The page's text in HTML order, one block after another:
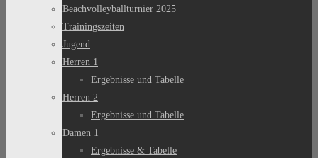
Beachvolleyballturnier 2025
Trainingszeiten
Jugend
Herren 1
Ergebnisse und Tabelle
Herren 2
Ergebnisse und Tabelle
Damen 1
Ergebnisse & Tabelle